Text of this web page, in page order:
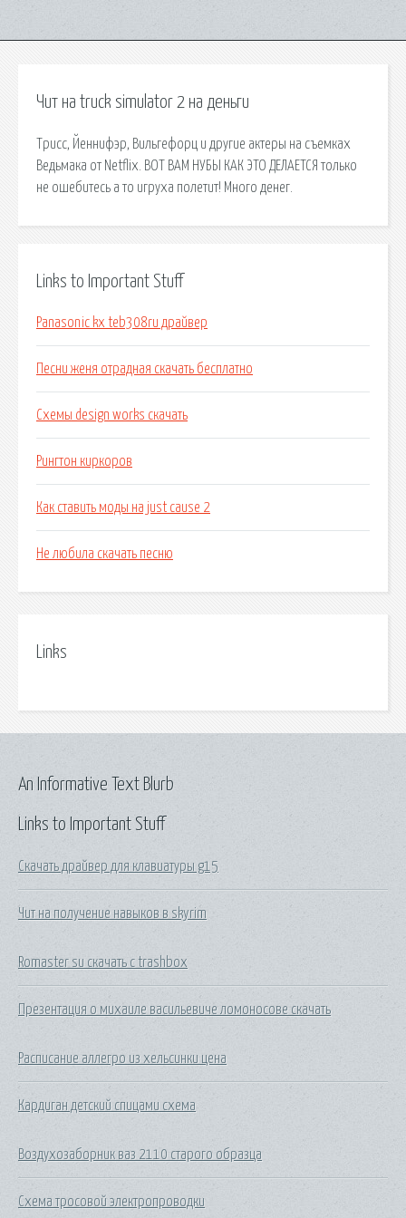
Чит на truck simulator 2 на деньги
Трисс, Йеннифэр, Вильгефорц и другие актеры на съемках
Ведьмака от Netflix. ВОТ ВАМ НУБЫ КАК ЭТО ДЕЛАЕТСЯ только
не ошебитесь а то игруха полетит! Много денег.
Links to Important Stuff
Panasonic kx teb308ru драйвер
Песни женя отрадная скачать бесплатно
Схемы design works скачать
Рингтон киркоров
Как ставить моды на just cause 2
Не любила скачать песню
Links
Links to Important Stuff
Скачать драйвер для клавиатуры g15
Чит на получение навыков в skyrim
Romaster su скачать с trashbox
Презентация о михаиле васильевиче ломоносове скачать
Расписание аллегро из хельсинки цена
Кардиган детский спицами схема
Воздухозаборник ваз 2110 старого образца
Схема тросовой электропроводки
An Informative Text Blurb